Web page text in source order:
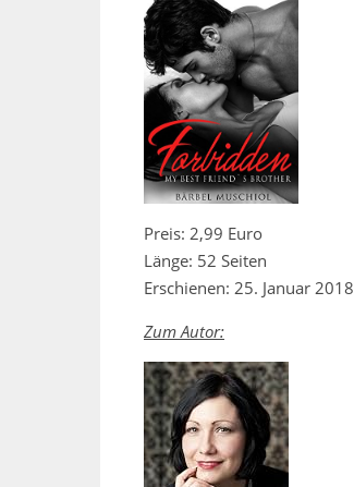
Preis: 2,99 Euro
Länge: 52 Seiten
Erschienen: 25. Januar 2018
Zum Autor: